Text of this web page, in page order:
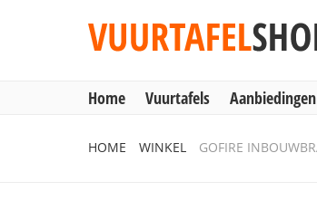
Home Vuurtafels
HOME WINKEL GOFIRE